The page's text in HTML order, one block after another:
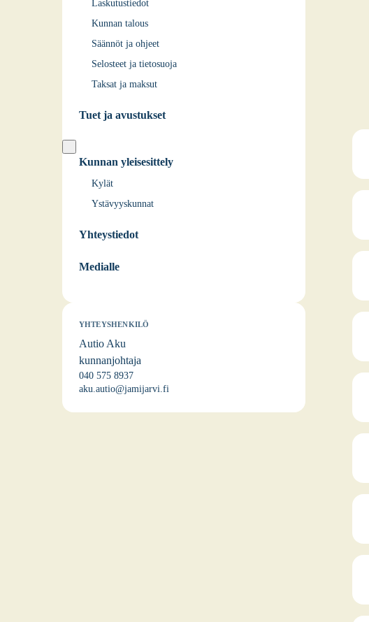
Laskutustiedot
Kunnan talous
Säännöt ja ohjeet
Selosteet ja tietosuoja
Taksat ja maksut
Tuet ja avustukset
Kunnan yleisesittely
Kylät
Ystävyyskunnat
Yhteystiedot
Medialle
YHTEYSHENKILÖ
Autio Aku
kunnanjohtaja
040 575 8937
aku.autio@jamijarvi.fi